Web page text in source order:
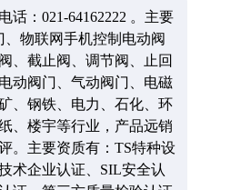
话： 021-64162222 。主要
物联网手机控制电动阀
、截止阀、调节阀、止回
动阀门、气动阀门、电磁
、钢铁、电力、石化、环
、楼宇等行业，产品远销
。主要资质有：TS特种设
术企业认证、SIL安全认